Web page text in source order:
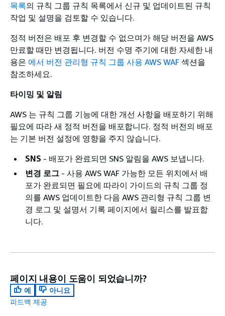
목록의 규칙 그룹 규칙 목록에서 신규 및 업데이트된 규칙
작업 및 설명을 검토할 수 있습니다.
정적 버전은 배포 후 변경할 수 없으며가 해당 버전을 AWS
만료할 때만 변경됩니다. 버전 수명 주기에 대한 자세한 내
용은 에서 버전 관리형 규칙 그룹 사용 AWS WAF 섹션을
참조하세요.
타이밍 및 알림
AWS 는 규칙 그룹 기능에 대한 개선 사항을 배포하기 위해
필요에 따라 새 정적 버전을 배포합니다. 정적 버전의 배포
는 기본 버전 설정에 영향을 주지 않습니다.
SNS - 배포가 완료되면 SNS 알림을 AWS 보냅니다.
변경 로그 - 사용 AWS WAF 가능한 모든 위치에서 배
포가 완료되면 필요에 따라이 가이드의 규칙 그룹 정
의를 AWS 업데이트한 다음 AWS 관리형 규칙 그룹 변
경 로그 및 설명서 기록 페이지에서 릴리스를 발표합
니다.
페이지 내용이 도움이 되었습니까?
예
아니요
피드백 제공